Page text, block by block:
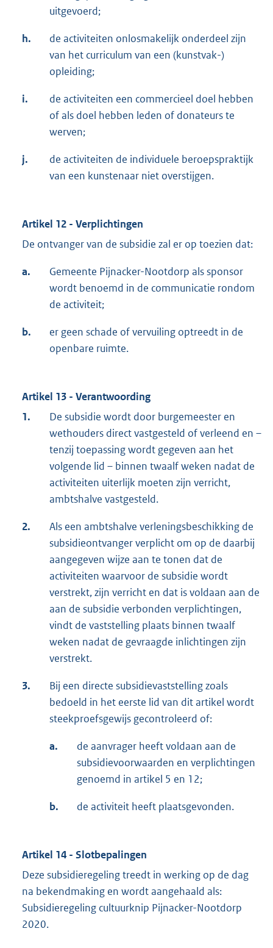
uitgevoerd;
h.
de activiteiten onlosmakelijk onderdeel zijn
van het curriculum van een (kunstvak-)
opleiding;
i.
de activiteiten een commercieel doel hebben
of als doel hebben leden of donateurs te
werven;
j.
de activiteiten de individuele beroepspraktijk
van een kunstenaar niet overstijgen.
Artikel 12 - Verplichtingen
De ontvanger van de subsidie zal er op toezien dat:
a.
Gemeente Pijnacker-Nootdorp als sponsor
wordt benoemd in de communicatie rondom
de activiteit;
b.
er geen schade of vervuiling optreedt in de
openbare ruimte.
Artikel 13 - Verantwoording
1.
De subsidie wordt door burgemeester en
wethouders direct vastgesteld of verleend en –
tenzij toepassing wordt gegeven aan het
volgende lid – binnen twaalf weken nadat de
activiteiten uiterlijk moeten zijn verricht,
ambtshalve vastgesteld.
2.
Als een ambtshalve verleningsbeschikking de
subsidieontvanger verplicht om op de daarbij
aangegeven wijze aan te tonen dat de
activiteiten waarvoor de subsidie wordt
verstrekt, zijn verricht en dat is voldaan aan de
aan de subsidie verbonden verplichtingen,
vindt de vaststelling plaats binnen twaalf
weken nadat de gevraagde inlichtingen zijn
verstrekt.
3.
Bij een directe subsidievaststelling zoals
bedoeld in het eerste lid van dit artikel wordt
steekproefsgewijs gecontroleerd of:
a.
de aanvrager heeft voldaan aan de
subsidievoorwaarden en verplichtingen
genoemd in artikel 5 en 12;
b. de activiteit heeft plaatsgevonden.
Artikel 14 - Slotbepalingen
Deze subsidieregeling treedt in werking op de dag
na bekendmaking en wordt aangehaald als:
Subsidieregeling cultuurknip Pijnacker-Nootdorp
2020.